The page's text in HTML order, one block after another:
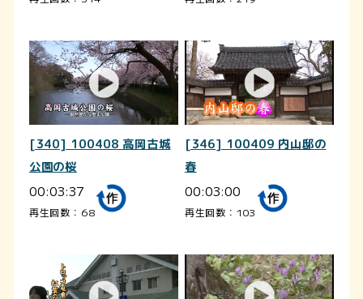
[340] 100408 高岡古城
公園の桜
00:03:37
再生回数：68
[346] 100409 内山邸の
春
00:03:00
再生回数：103